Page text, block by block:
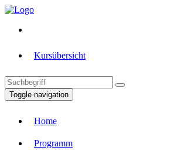
Kursübersicht
Toggle navigation
Home
Programm